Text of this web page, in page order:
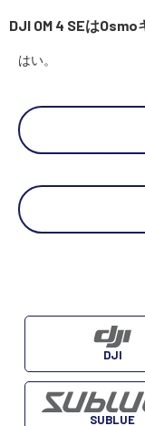
DJI OM 4 SEは
はい。
DJI
SUBLUE